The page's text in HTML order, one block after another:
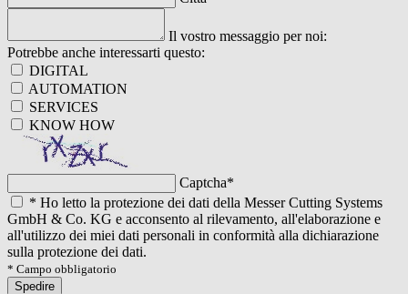
Il vostro messaggio per noi:
Potrebbe anche interessarti questo:
DIGITAL
AUTOMATION
SERVICES
KNOW HOW
Captcha*
* Ho letto la protezione dei dati della Messer Cutting Systems
GmbH & Co. KG e acconsento al rilevamento, all'elaborazione e
all'utilizzo dei miei dati personali in conformità alla dichiarazione
sulla protezione dei dati.
* Campo obbligatorio
Spedire